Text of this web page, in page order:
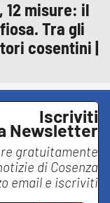
12 misure: il
Tra gli
cosentini |
Iscriviti
Newsletter
gratuitamente
di Cosenza
email e iscriviti